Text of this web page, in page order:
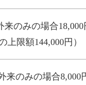
来のみの場合18,000
上限額144,000円）
来のみの場合8,000